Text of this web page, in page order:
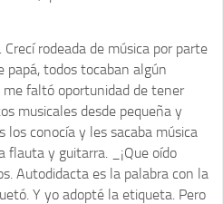
rodeada de música por parte
papá, todos tocaban algún
faltó oportunidad de tener
musicales desde pequeña y
los conocía y les sacaba música
flauta y guitarra. _¡Que oído
Autodidacta es la palabra con la
Y yo adopté la etiqueta. Pero